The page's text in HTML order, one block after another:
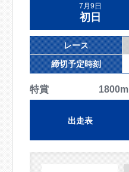
7月9日
初日
レース
締切予定時刻
特賞 1800m
出走表